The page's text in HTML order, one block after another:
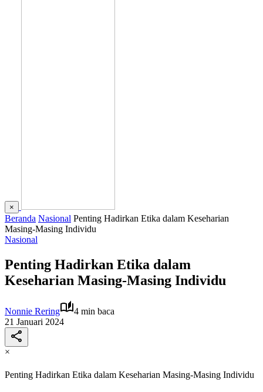
×
Beranda Nasional Penting Hadirkan Etika dalam Keseharian
Masing-Masing Individu
Nasional
Penting Hadirkan Etika dalam
Keseharian Masing-Masing Individu
Nonnie Rering
4 min baca
21 Januari 2024
×
Penting Hadirkan Etika dalam Keseharian Masing-Masing Individu